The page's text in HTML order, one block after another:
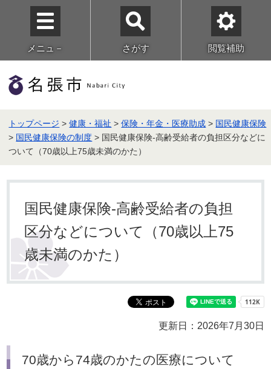
メニュ－ さがす 閲覧補助
トップページ >健康・福祉 >保険・年金・医療助成 > 国民健康保険
> 国民健康保険の制度 > 国民健康保険‐高齢受給者の負担区分などに
ついて（70歳以上75歳未満のかた）
国民健康保険‐高齢受給者の負担
区分などについて（70歳以上75
歳未満のかた）
更新日：2026年7月30日
70歳から74歳のかたの医療について